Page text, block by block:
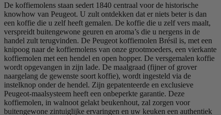
De koffiemolens staan sedert 1840 centraal voor de historische
knowhow van Peugeot. U zult ontdekken dat er niets beter is dan
een koffie die u zelf heeft gemalen. De koffie die u zelf vers maalt,
verspreidt buitengewone geuren en aroma’s die u nergens in de
handel zult terugvinden. De Peugeot koffiemolen Brésil is, met een
knipoog naar de koffiemolens van onze grootmoeders, een vierkante
koffiemolen met een hendel en open hopper. De versgemalen koffie
wordt opgevangen in zijn lade. De maalgraad (fijner of grover
naargelang de gewenste soort koffie), wordt ingesteld via de
instelknop onder de hendel. Zijn gepatenteerde en exclusieve
Peugeot-maalsysteem heeft een onbeperkte garantie. Deze
koffiemolen, in walnoot gelakt beukenhout, zal zorgen voor
buitengewone zintuiglijke ervaringen en uw keuken een authentiek